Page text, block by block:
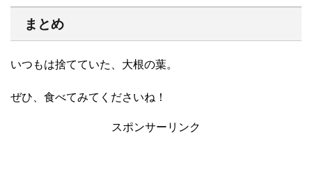
まとめ
いつもは捨てていた、大根の葉。
ぜひ、食べてみてくださいね！
スポンサーリンク